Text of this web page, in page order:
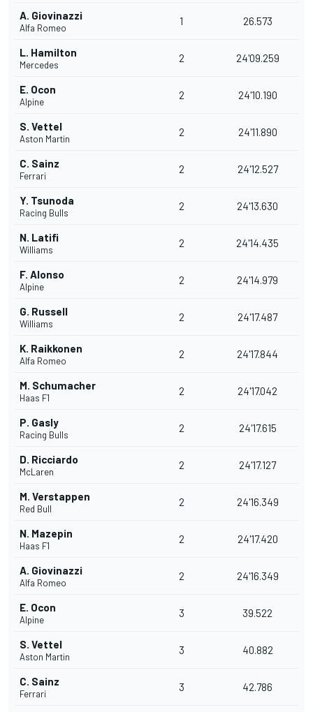
A. Giovinazzi
Alfa Romeo
1 26.573
L. Hamilton
Mercedes
2 24'09.259
E. Ocon
Alpine
2 24'10.190
S. Vettel
Aston Martin
2 24'11.890
C. Sainz
Ferrari
2 24'12.527
Y. Tsunoda
Racing Bulls
2 24'13.630
N. Latifi
Williams
2 24'14.435
F. Alonso
Alpine
2 24'14.979
G. Russell
Williams
2 24'17.487
K. Raikkonen
Alfa Romeo
2 24'17.844
M. Schumacher
Haas F1
2 24'17.042
P. Gasly
Racing Bulls
2 24'17.615
D. Ricciardo
McLaren
2 24'17.127
M. Verstappen
Red Bull
2 24'16.349
N. Mazepin
Haas F1
2 24'17.420
A. Giovinazzi
Alfa Romeo
2 24'16.349
E. Ocon
Alpine
3 39.522
S. Vettel
Aston Martin
3 40.882
C. Sainz
Ferrari
3 42.786